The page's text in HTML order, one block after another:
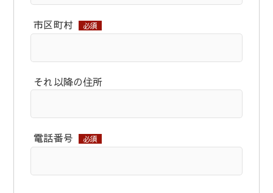
市区町村 必須
それ以降の住所
電話番号 必須